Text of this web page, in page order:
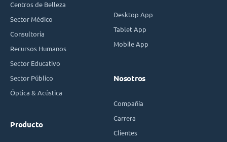
Centros de Belleza
Sector Médico
Consultoría
Recursos Humanos
Sector Educativo
Sector Público
Óptica & Acústica
Producto
Desktop App
Tablet App
Mobile App
Nosotros
Compañía
Carrera
Clientes